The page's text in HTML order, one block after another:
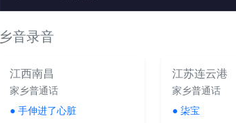
乡音录音
江西南昌
家乡普通话
● 手伸进了心脏
江苏连云港
家乡普通话
● 柒宝